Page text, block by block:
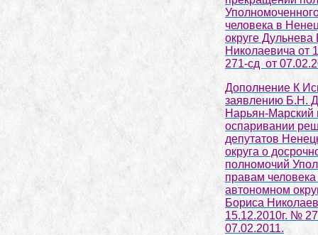
человека в
округе Дульнева
Николаевича от
271-сд от
Дополнение К
заявлению Б.Н.
Нарьян-Марский
оспаривании
депутатов
округа о
полномочий
правам
автономном
Бориса
15.12.2010г. №
07.02.2011.